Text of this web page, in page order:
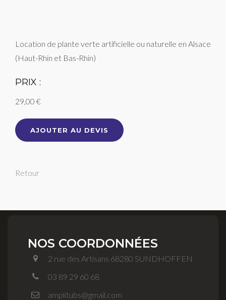
Location de plante verte artificielle ou naturelle en Alsace
(Haut-Rhin et Bas-Rhin)
PRIX :
29,00 €
AJOUTER AU DEVIS
Retour
NOS COORDONNÉES
2 rue des Artisans 68280 SUNDHOFFEN
03 89 29 60 68
amplitubs@gmail.com